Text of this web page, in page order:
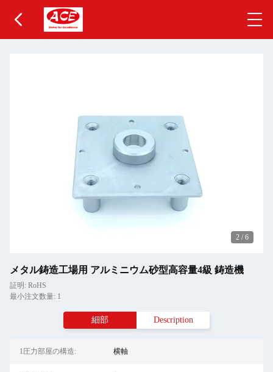
2 / 6
メタル鋳造工場用 アルミニウム砂型高容量4級 鋳造機
証明: RoHS
最小注文数量: 1
細部 Description
1圧力部屋の構造: 横軸